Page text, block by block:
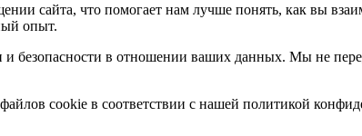
сайта, что помогает нам лучше понять, как вы
опыт.
и безопасности в отношении ваших данных. Мы не
cookie в соответствии с нашей политикой